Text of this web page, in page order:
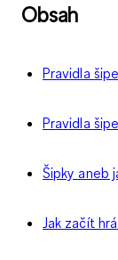
Obsah
Pravidla
Pravidla
Šipky aneb
Jak začít